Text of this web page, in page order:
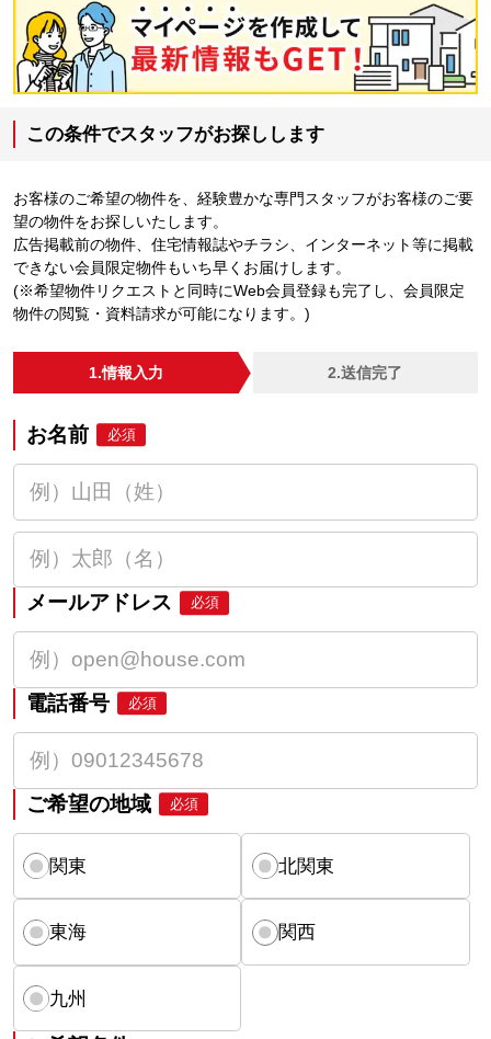
この条件でスタッフがお探しします
お客様のご希望の物件を、経験豊かな専門スタッフがお客様のご要
望の物件をお探しいたします。
広告掲載前の物件、住宅情報誌やチラシ、インターネット等に掲載
できない会員限定物件もいち早くお届けします。
(※希望物件リクエストと同時にWeb会員登録も完了し、会員限定
物件の閲覧・資料請求が可能になります。)
1.情報入力 2.送信完了
お名前 必須
メールアドレス 必須
電話番号 必須
ご希望の地域 必須
関東 北関東
東海 関西
九州